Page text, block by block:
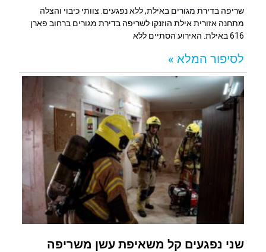
שריפה בדירת מגורים באילת, ללא נפגעים. צוותי כיבוי והצלה
מתחנה אזורית אילת הוזנקו לשריפה בדירת מגורים ברחוב פארן
616 באילת. האירוע הסתיים ללא
לסיפור המלא »
שני נפגעים קל משאיפת עשן משריפה